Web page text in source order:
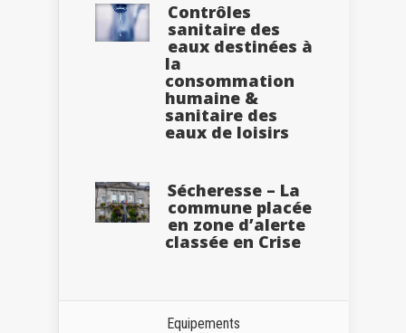
Contrôles
sanitaire des
eaux destinées à
la
consommation
humaine &
sanitaire des
eaux de loisirs
Sécheresse – La
commune placée
en zone d’alerte
classée en Crise
Equipements